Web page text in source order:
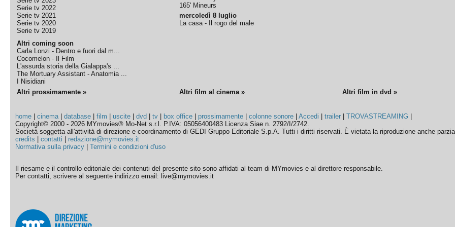
Serie tv 2022
Serie tv 2021
Serie tv 2020
Serie tv 2019
Altri coming soon
Carla Lonzi - Dentro e fuori dal m...
Cocomelon - Il Film
L'assurda storia della Gialappa's ...
The Mortuary Assistant - Anatomia ...
I Nisidiani
165' Mineurs
mercoledì 8 luglio
La casa - Il rogo del male
Altri prossimamente » Altri film al cinema » Altri film in dvd »
home |cinema|database |film |uscite |dvd |tv box office prossimamente |colonne sonore |Accedi |trailer |TROVASTREAMING
Copyright© 2000 - 2026 MYmovies® Mo-Net s.r.l. P.IVA: 05056400483 Licenza Siae n. 2792/I/2742.
Società soggetta all'attività di direzione e coordinamento di GEDI Gruppo Editoriale S.p.A. Tutti i diritti riservati. È vietata la riproduzione anche
credits |contatti
redazione@mymovies.it
Normativa sulla privacy |Termini e condizioni d'uso
Il riesame e il controllo editoriale dei contenuti del presente sito sono affidati al team di MYmovies e al direttore responsabile.
Per contatti, scrivere al seguente indirizzo email: live@mymovies.it